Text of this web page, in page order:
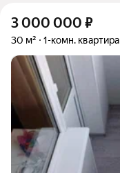
3 000 000 ₽
30 м² 1-комн. квартира